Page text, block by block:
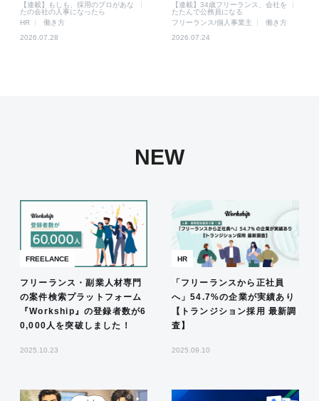
【連載】もしも、採用のプロがあな
たの会社の人事になったら
HR
働き方
2026.07.28
【連載】34歳フリーランス、会社を
たたんで公務員になる
フリーランス/個人事業主
働き方
2026.07.24
NEW
FREELANCE
フリーランス・副業人材専門
の案件検索プラットフォーム
『Workship』の登録者数が6
0,000人を突破しました！
2025.10.23
HR
「フリーランスから正社員
へ」54.7%の企業が実績あり
【トランジション採用 最新調
査】
2025.09.10